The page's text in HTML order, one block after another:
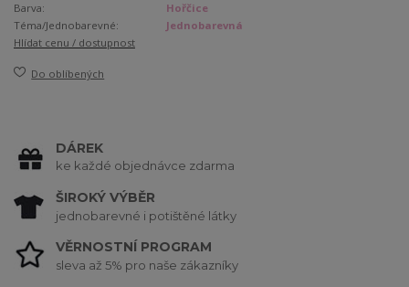
Barva:
Hořčice
Téma/Jednobarevné:
Jednobarevná
Hlídat cenu / dostupnost
Do oblíbených
DÁREK
ke každé objednávce zdarma
ŠIROKÝ VÝBĚR
jednobarevné i potištěné látky
VĚRNOSTNÍ PROGRAM
sleva až 5% pro naše zákazníky